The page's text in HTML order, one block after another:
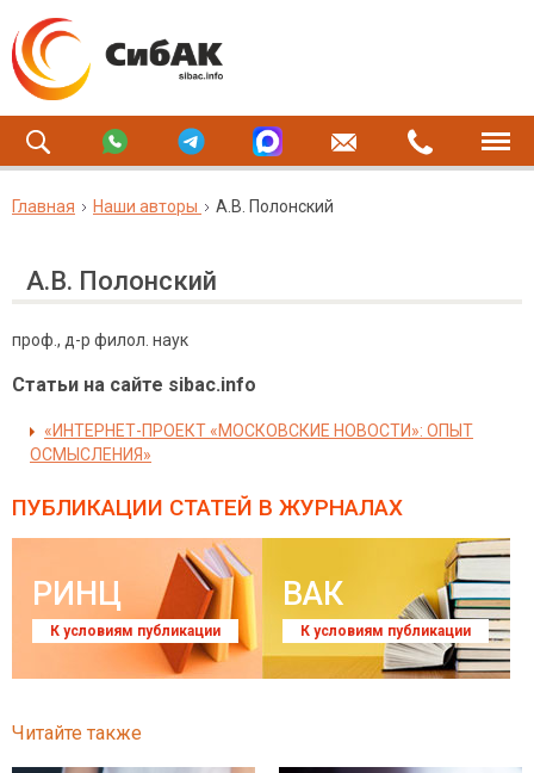
Главная Наши авторы А.В. Полонский
А.В. Полонский
проф., д-р филол. наук
Статьи на сайте sibac.info
«ИНТЕРНЕТ-ПРОЕКТ «МОСКОВСКИЕ НОВОСТИ»: ОПЫТ
ОСМЫСЛЕНИЯ»
ПУБЛИКАЦИИ СТАТЕЙ В ЖУРНАЛАХ
РИНЦ
К условиям публикации
ВАК
К условиям публикации
Читайте также